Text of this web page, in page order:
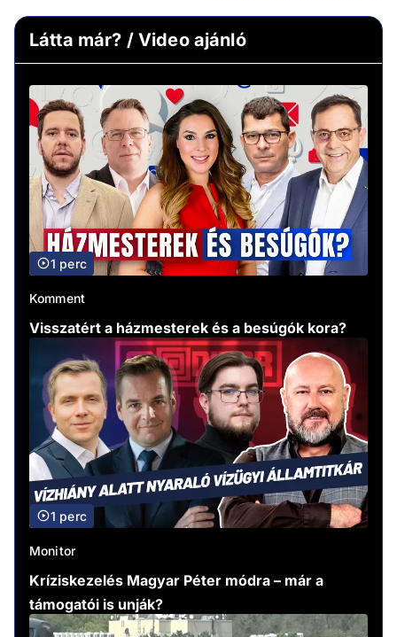
Látta már? / Video ajánló
1 perc
Komment
Visszatért a házmesterek és a besúgók kora?
1 perc
Monitor
Kríziskezelés Magyar Péter módra – már a
támogatói is unják?